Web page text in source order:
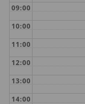
09:00
10:00
11:00
12:00
13:00
14:00